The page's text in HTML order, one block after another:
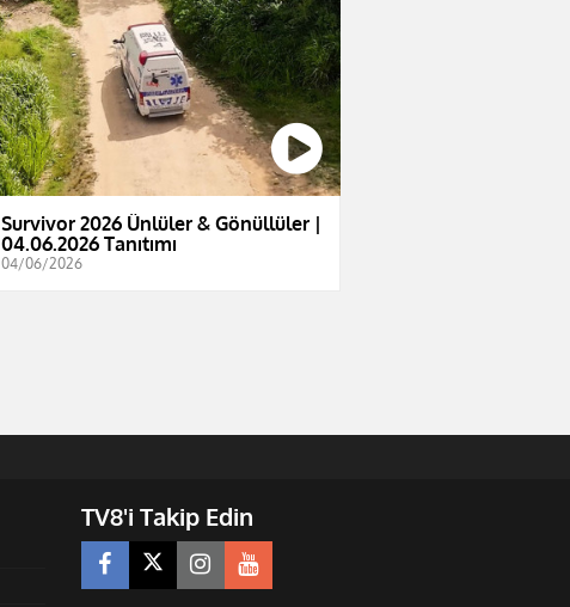
Survivor 2026 Ünlüler & Gönüllüler |
04.06.2026 Tanıtımı
04/06/2026
TV8'i Takip Edin